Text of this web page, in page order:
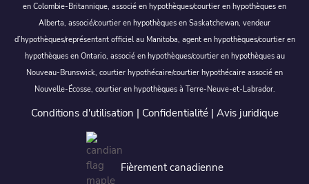
en Colombie-Britannique, associé en hypothèques/courtier en hypothèques en
Alberta, associé/courtier en hypothèques en Saskatchewan, vendeur
d’hypothèques/représentant officiel au Manitoba, agent en hypothèques/courtier en
hypothèques en Ontario, associé en hypothèques/courtier en hypothèques au
Nouveau-Brunswick, courtier hypothécaire/courtier hypothécaire associé en
Nouvelle-Écosse, courtier en hypothèques à Terre-Neuve-et-Labrador.
Conditions d'utilisation | Confidentialité| Avis juridique
Fièrement canadienne